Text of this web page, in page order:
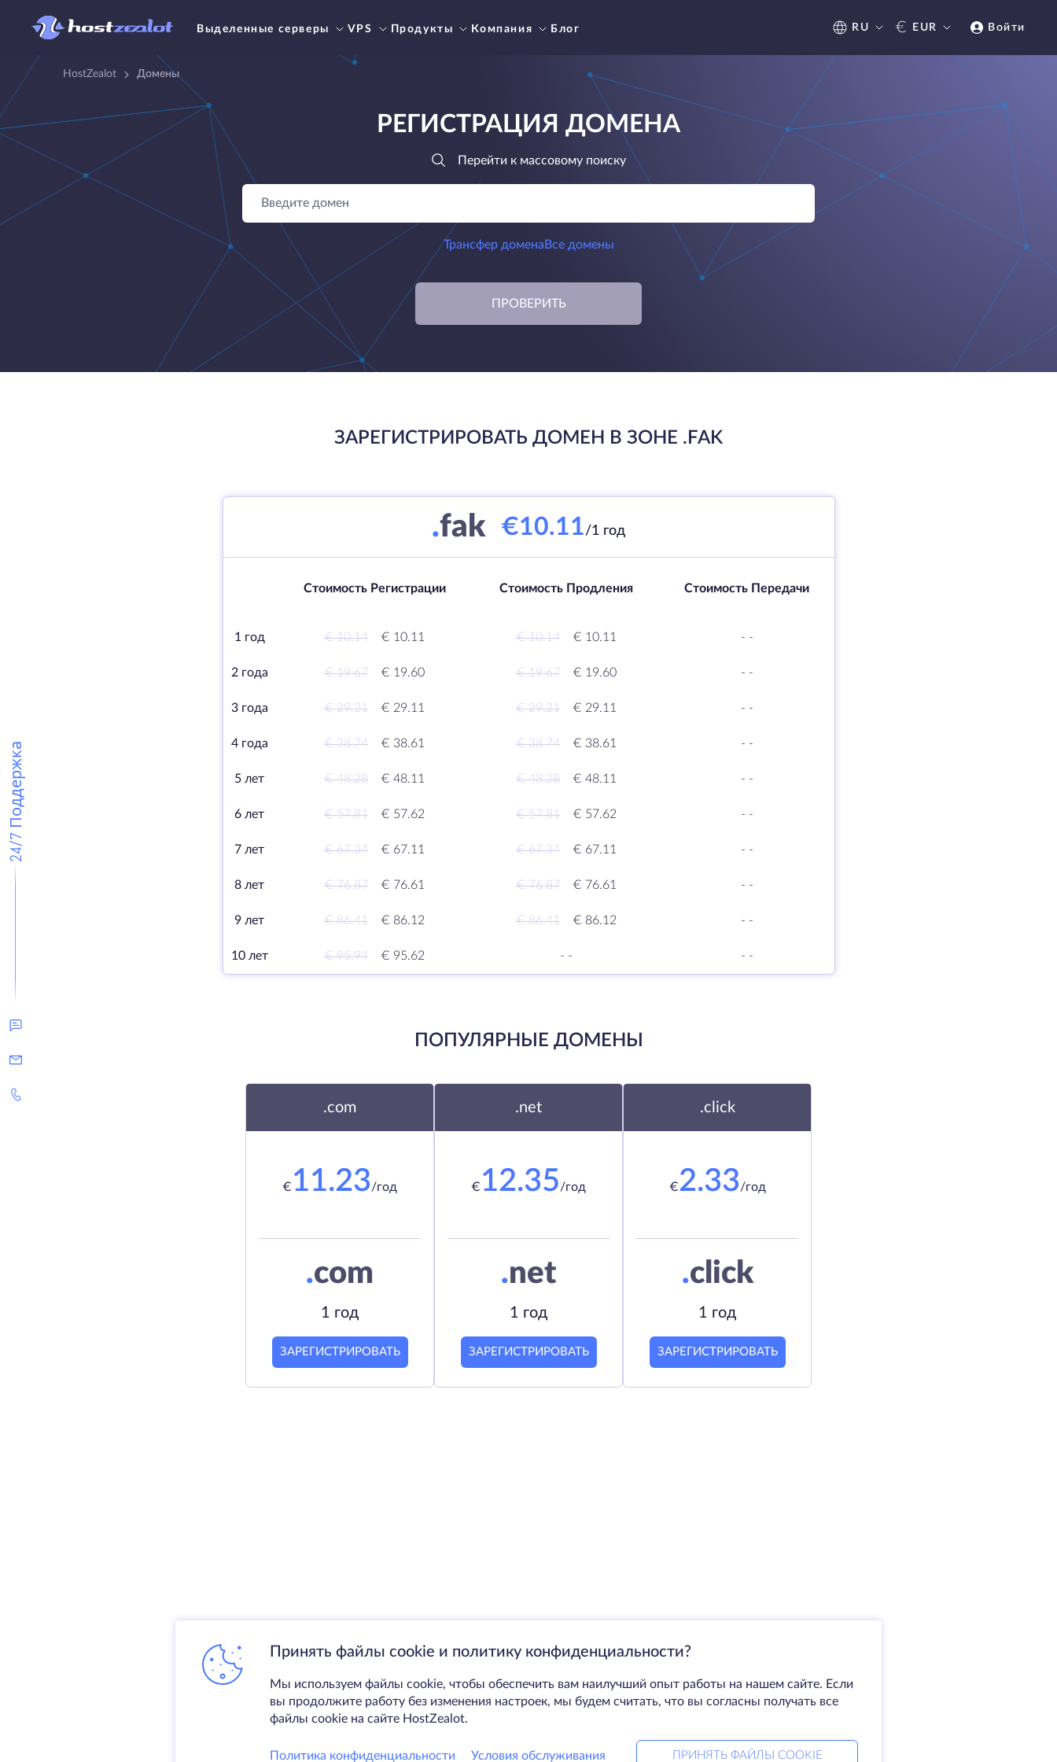
Выделенные серверы VPS Продукты Компания Блог RU € EUR Войти
24/7 Поддержка
HostZealot Домены
РЕГИСТРАЦИЯ ДОМЕНА
Перейти к массовому поиску
Трансфер домена Все домены
ПРОВЕРИТЬ
ЗАРЕГИСТРИРОВАТЬ ДОМЕН В ЗОНЕ .FAK
.fak €10.11/1 год
Стоимость Регистрации Стоимость Продления Стоимость Передачи
1 год € 10.14 € 10.11 € 10.14 € 10.11 - -
2 года € 19.67 € 19.60 € 19.67 € 19.60 - -
3 года € 29.21 € 29.11 € 29.21 € 29.11 - -
4 года € 38.74 € 38.61 € 38.74 € 38.61 - -
5 лет € 48.28 € 48.11 € 48.28 € 48.11 - -
6 лет € 57.81 € 57.62 € 57.81 € 57.62 - -
7 лет € 67.34 € 67.11 € 67.34 € 67.11 - -
8 лет € 76.87 € 76.61 € 76.87 € 76.61 - -
9 лет € 86.41 € 86.12 € 86.41 € 86.12 - -
10 лет € 95.94 € 95.62 - - - -
ПОПУЛЯРНЫЕ ДОМЕНЫ
.com
€ 11.23/год
.com
1 год
ЗАРЕГИСТРИРОВАТЬ
.net
€ 12.35/год
.net
1 год
ЗАРЕГИСТРИРОВАТЬ
.click
€2.33/год
.click
1 год
ЗАРЕГИСТРИРОВАТЬ
Принять файлы cookie и политику конфиденциальности?
Мы используем файлы cookie, чтобы обеспечить вам наилучший опыт работы на нашем сайте. Если
вы продолжите работу без изменения настроек, мы будем считать, что вы согласны получать все
файлы cookie на сайте HostZealot.
Политика конфиденциальности Условия обслуживания ПРИНЯТЬ ФАЙЛЫ COOKIE